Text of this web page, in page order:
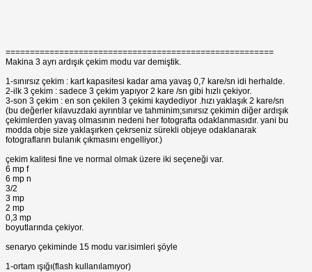
=======================================================
Makina 3 ayrı ardışık çekim modu var demiştik.
1-sınırsız çekim : kart kapasitesi kadar ama yavaş 0,7 kare/sn idi herhalde.
2-ilk 3 çekim : sadece 3 çekim yapıyor 2 kare /sn gibi hızlı çekiyor.
3-son 3 çekim : en son çekilen 3 çekimi kaydediyor .hızı yaklaşık 2 kare/sn
(bu değerler kılavuzdaki ayrıntılar ve tahminim;sınırsız çekimin diğer ardışık
çekimlerden yavaş olmasının nedeni her fotografta odaklanmasıdır. yani bu
modda obje size yaklaşırken çekrseniz sürekli objeye odaklanarak
fotografların bulanık çıkmasını engelliyor.)
çekim kalitesi fine ve normal olmak üzere iki seçeneği var.
6 mp f
6 mp n
3/2
3 mp
2 mp
0,3 mp
boyutlarında çekiyor.
senaryo çekiminde 15 modu var.isimleri şöyle
1-ortam ışığı(flash kullanılamıyor)